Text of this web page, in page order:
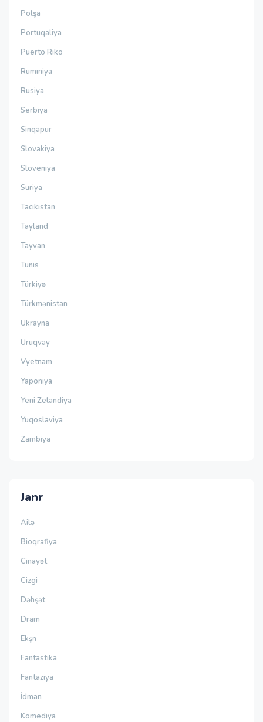
Polşa
Portuqaliya
Puerto Riko
Rumıniya
Rusiya
Serbiya
Sinqapur
Slovakiya
Sloveniya
Suriya
Tacikistan
Tayland
Tayvan
Tunis
Türkiyə
Türkmənistan
Ukrayna
Uruqvay
Vyetnam
Yaponiya
Yeni Zelandiya
Yuqoslaviya
Zambiya
Janr
Ailə
Bioqrafiya
Cinayət
Cizgi
Dəhşət
Dram
Ekşn
Fantastika
Fantaziya
İdman
Komediya